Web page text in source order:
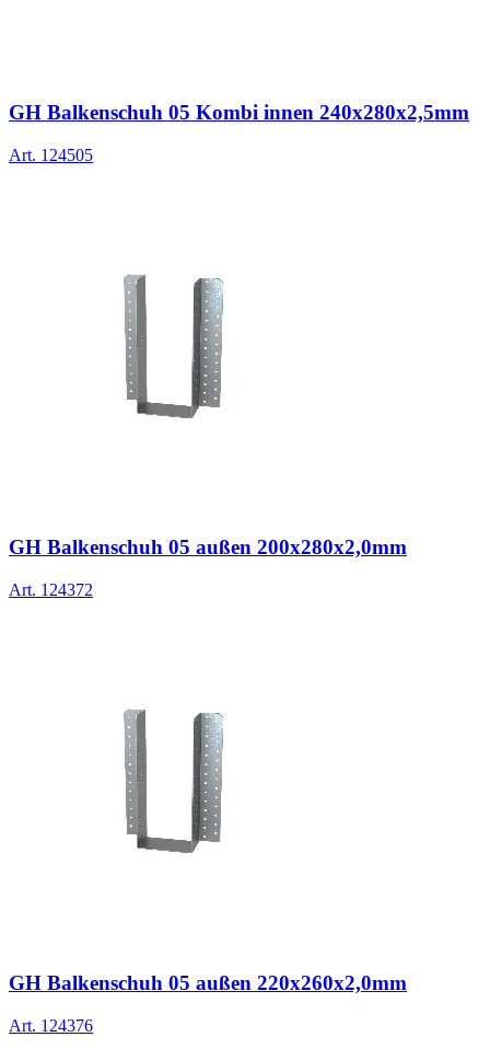
GH Balkenschuh 05 Kombi innen 240x280x2,5mm
Art. 124505
GH Balkenschuh 05 außen 200x280x2,0mm
Art. 124372
GH Balkenschuh 05 außen 220x260x2,0mm
Art. 124376